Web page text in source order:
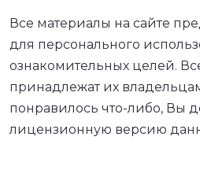
Все материалы на сайте
для персонального
ознакомительных целей.
принадлежат их
понравилось что-либо, Вы
лицензионную версию